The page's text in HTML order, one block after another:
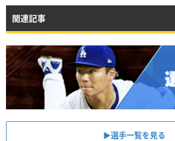
関連記事
▶︎選手一覧を見る